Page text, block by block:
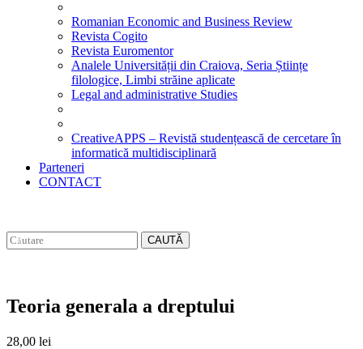
Romanian Economic and Business Review
Revista Cogito
Revista Euromentor
Analele Universității din Craiova, Seria Științe
filologice, Limbi străine aplicate
Legal and administrative Studies
CreativeAPPS – Revistă studențească de cercetare în
informatică multidisciplinară
Parteneri
CONTACT
CAUTĂ
Teoria generala a dreptului
28,00 lei